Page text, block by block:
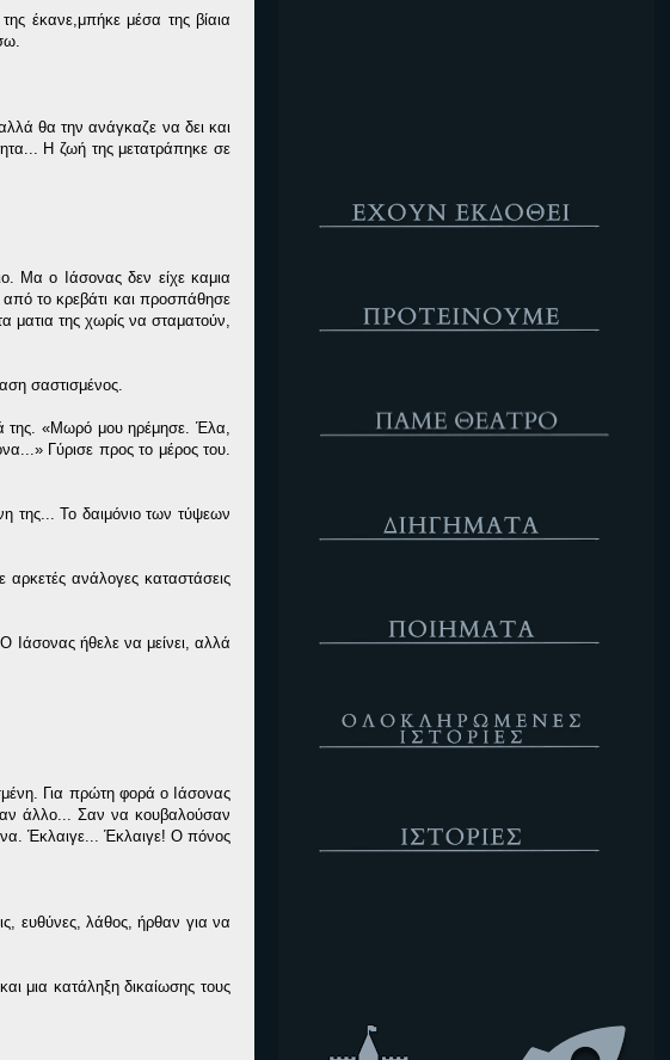
έκανε,μπήκε μέσα της βίαια
θα την ανάγκαζε να δει και
Η ζωή της μετατράπηκε σε
Μα ο Ιάσονας δεν είχε καμια
το κρεβάτι και προσπάθησε
ματια της χωρίς να σταματούν,
σαστισμένος.
της. «Μωρό μου ηρέμησε. Έλα,
Γύρισε προς το μέρος του.
της... Το δαιμόνιο των τύψεων
ανάλογες καταστάσεις
Ιάσονας ήθελε να μείνει, αλλά
Για πρώτη φορά ο Ιάσονας
άλλο... Σαν να κουβαλούσαν
Έκλαιγε... Έκλαιγε! Ο πόνος
ευθύνες, λάθος, ήρθαν για να
μια κατάληξη δικαίωσης τους